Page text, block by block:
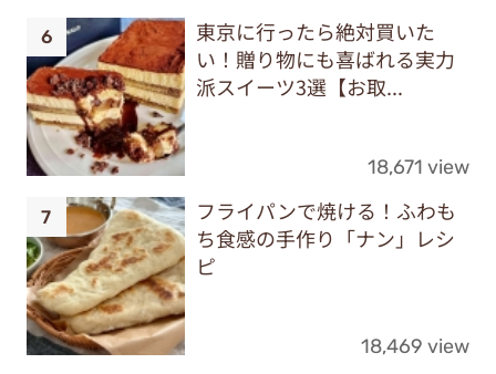
東京に行ったら絶対買いた
い！贈り物にも喜ばれる実力
派スイーツ3選【お取...
18,671 view
フライパンで焼ける！ふわも
ち食感の手作り「ナン」レシ
ピ
18,469 view